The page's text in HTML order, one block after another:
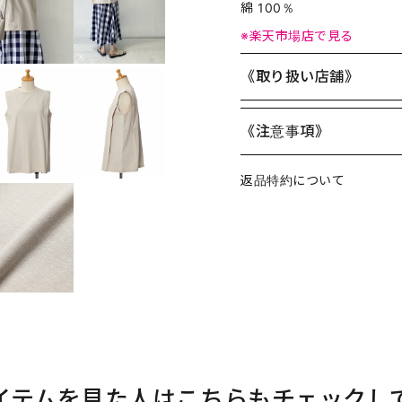
綿 100％
※楽天市場店で見る
《取り扱い店舗》
《注意事項》
返品特約について